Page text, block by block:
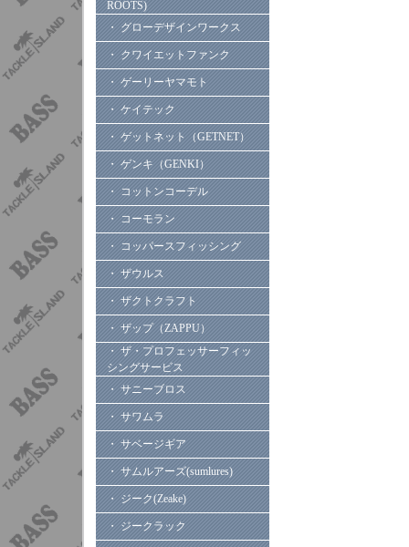
ROOTS)
・ グローデザインワークス
・ クワイエットファンク
・ ゲーリーヤマモト
・ ケイテック
・ ゲットネット（GETNET）
・ ゲンキ（GENKI）
・ コットンコーデル
・ コーモラン
・ コッパースフィッシング
・ ザウルス
・ ザクトクラフト
・ ザップ（ZAPPU）
・ ザ・プロフェッサーフィッ
シングサービス
・ サニーブロス
・ サワムラ
・ サベージギア
・ サムルアーズ(sumlures)
・ ジーク(Zeake)
・ ジークラック